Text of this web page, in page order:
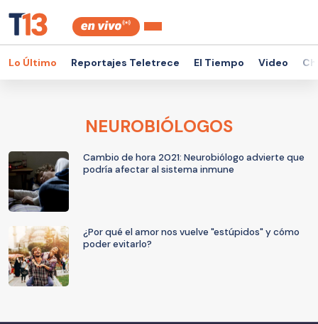
Lo Último Reportajes Teletrece El Tiempo Video
NEUROBIÓLOGOS
Cambio de hora 2021: Neurobiólogo advierte que
podría afectar al sistema inmune
¿Por qué el amor nos vuelve "estúpidos" y cómo
poder evitarlo?